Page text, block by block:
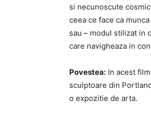
si necunoscute
ceea ce face ca
sau – modul stilizat in
care navigheaza in
Povestea: In acest
sculptoare din
o expozitie de arta.